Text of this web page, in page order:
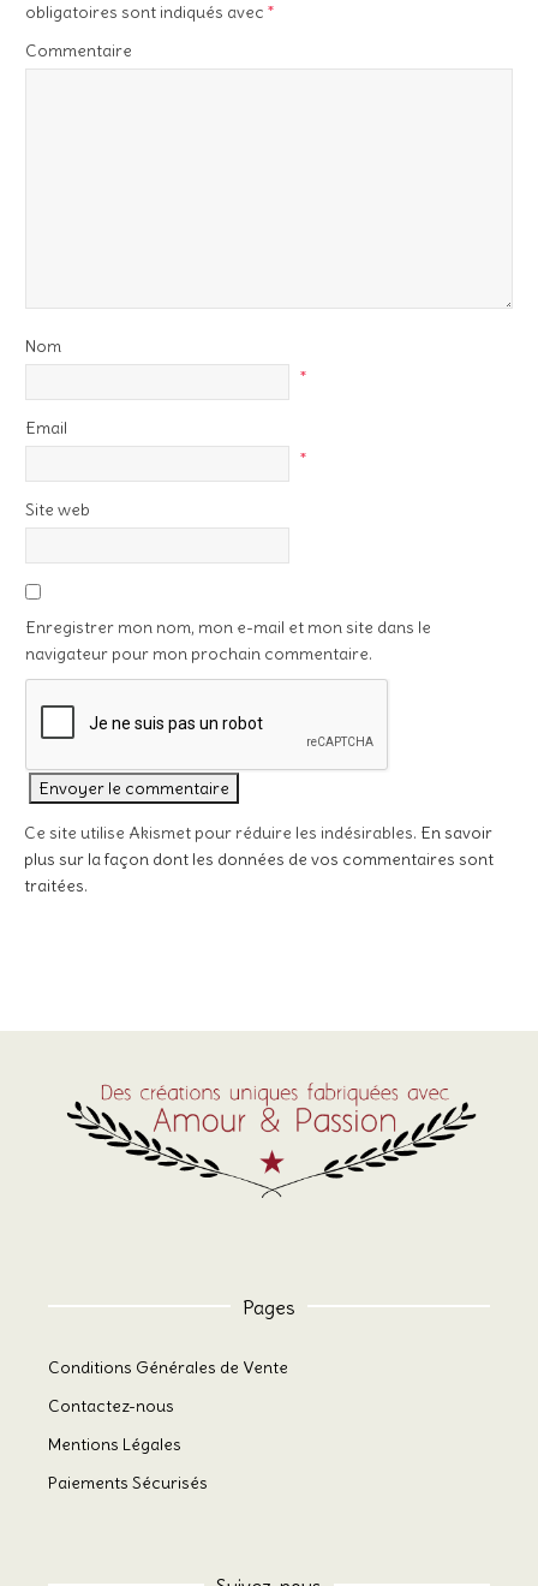
obligatoires sont indiqués avec *
Commentaire
Nom
*
Email
*
Site web
Enregistrer mon nom, mon e-mail et mon site dans le
navigateur pour mon prochain commentaire.
Ce site utilise Akismet pour réduire les indésirables. En savoir
plus sur la façon dont les données de vos commentaires sont
traitées.
Pages
Conditions Générales de Vente
Contactez-nous
Mentions Légales
Paiements Sécurisés